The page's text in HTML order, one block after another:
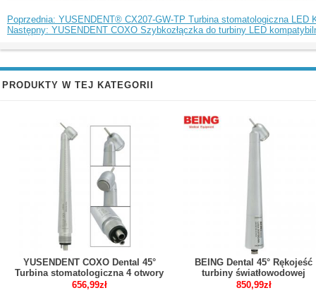
Poprzednia: YUSENDENT® CX207-GW-TP Turbina stomatologiczna LED
Następny: YUSENDENT COXO Szybkozłączka do turbiny LED
PRODUKTY W TEJ KATEGORII
YUSENDENT COXO Dental 45°
Turbina stomatologiczna 4 otwory
kompatybilny z NSK PANA MAX
656,99zł
BEING Dental 45° Rękojeść
turbiny światłowodowej
Kompatybilny z NSK
850,99zł